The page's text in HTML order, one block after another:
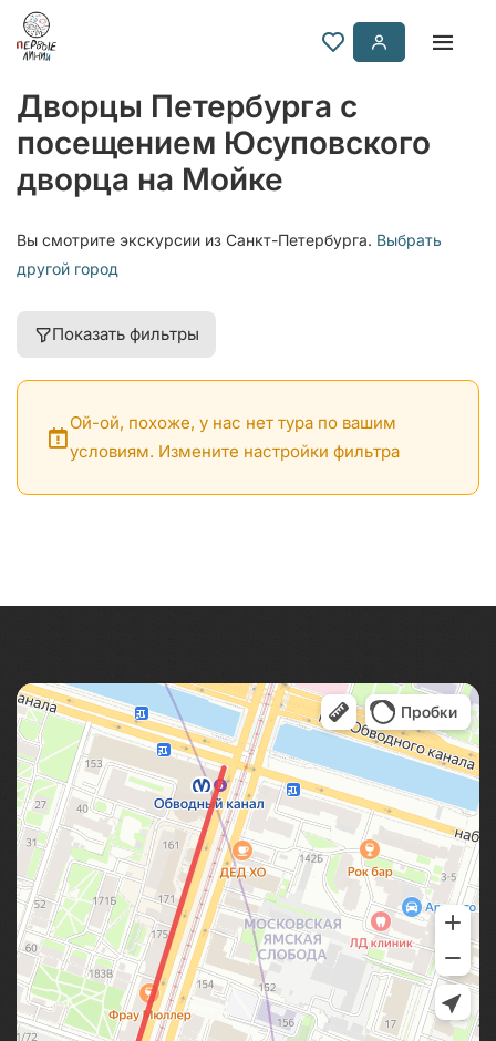
Дворцы Петербурга с
посещением Юсуповского
дворца на Мойке
Вы смотрите экскурсии из Санкт-Петербурга. Выбрать
другой город
Показать фильтры
Ой-ой, похоже, у нас нет тура по вашим
условиям. Измените настройки фильтра